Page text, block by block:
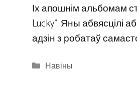
Іх апошнім альбомам
Lucky”. Яны абвясцілі
адзін з робатаў
Categories
Навіны